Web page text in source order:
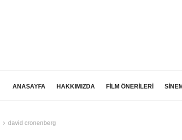
ANASAYFA HAKKIMIZDA FİLM ÖNERİLERİ
david cronenberg